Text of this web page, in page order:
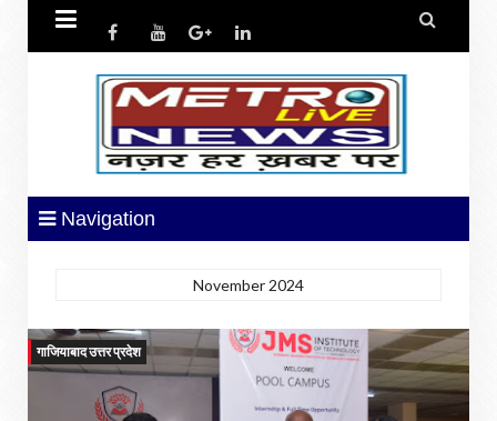
 
Navigation
November 2024
गाजियाबाद उत्तर प्रदेश